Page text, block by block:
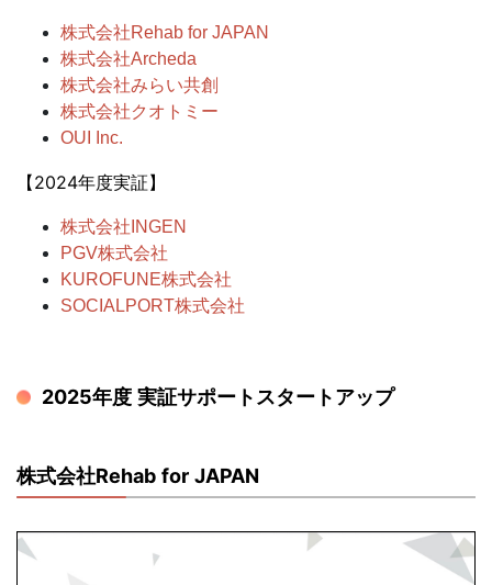
株式会社Rehab for JAPAN
株式会社Archeda
株式会社みらい共創
株式会社クオトミー
OUI Inc.
【2024年度実証】
株式会社INGEN
PGV株式会社
KUROFUNE株式会社
SOCIALPORT株式会社
2025年度 実証サポートスタートアップ
株式会社Rehab for JAPAN